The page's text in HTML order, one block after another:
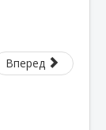
Вперед